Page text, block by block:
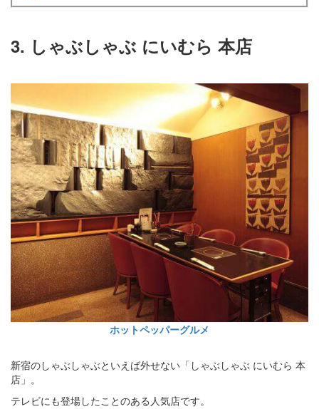
3. しゃぶしゃぶ にいむら 本店
ホットペッパーグルメ
新宿のしゃぶしゃぶといえば外せない「しゃぶしゃぶ にいむら 本
店」。
テレビにも登場したことのある人気店です。